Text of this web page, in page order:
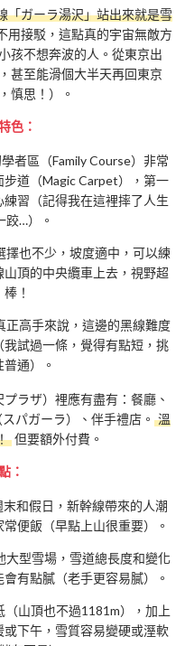
「ガーラ湯沢」站出來就是雪
用接駁，這點真的宇宙無敵方
孩不想奔波的人。從東京出
甚至能滑個大半天再回東京
慎思！）。
色：
者區（Family Course）非常
道（Magic Carpet），第一
習（記得我在這裡摔了人生
跤…）。
擇也不少，坡度適中，可以練
頂的中央纜車上去，視野超
棒！
正高手來說，這邊的黑線難度
試過一條，覺得有點短，挑
普通）。
ラザ）裡應有盡有：餐廳、
パガーラ）、伴手禮店。 溫
但要額外付費。
：
和假日，新幹線帶來的人潮
便飯（早點上山很重要）。
大型雪場，雪道總長度和變化
有點膩（老手更容易膩）。
（山頂也不過1181m），加上
下午，雪質容易變硬或溼軟